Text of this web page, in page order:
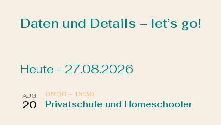
Daten und Details – let’s go!
Heute - 27.08.2026
auswählen.
List
AUG.
20 Privatschule und Homeschooler
08:30 – 15:30